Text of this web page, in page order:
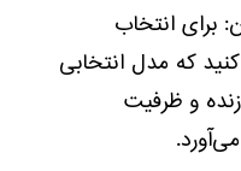
برای انتخاب
که مدل انتخابی
و ظرفیت